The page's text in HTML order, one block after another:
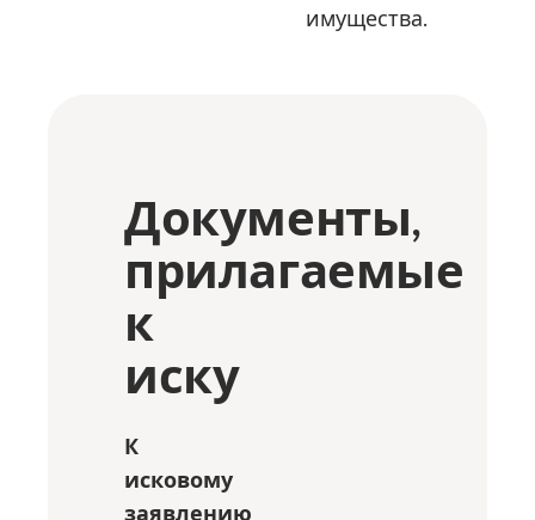
имущества.
Документы,
прилагаемые
к
иску
К
исковому
заявлению